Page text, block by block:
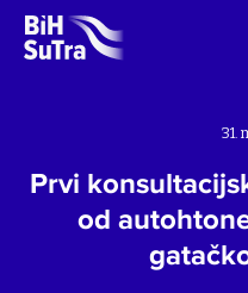
31.
Prvi
od